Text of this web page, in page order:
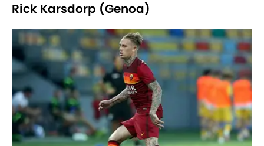
Rick Karsdorp (Genoa)